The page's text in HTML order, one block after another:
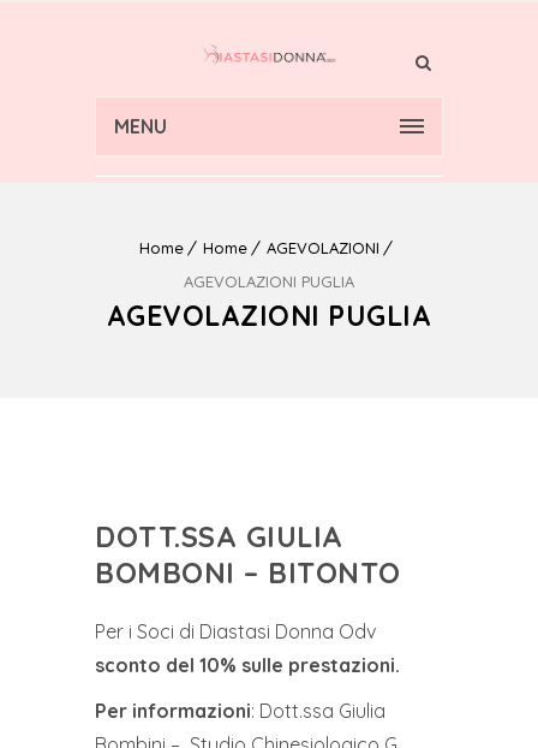
MENU
Home Home
AGEVOLAZIONI
AGEVOLAZIONI PUGLIA
AGEVOLAZIONI PUGLIA
DOTT.SSA GIULIA
BOMBONI – BITONTO
Per i Soci di Diastasi Donna Odv
sconto del 10% sulle prestazioni.
Per informazioni: Dott.ssa Giulia